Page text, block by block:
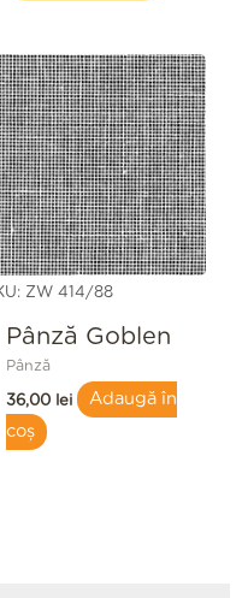
ZW 414/88
Pânză Goblen
Pânză
36,00 lei
Adaugă în
coș